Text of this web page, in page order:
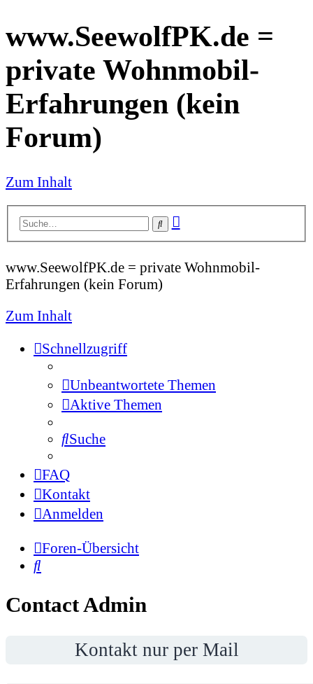
www.SeewolfPK.de =
private Wohnmobil-
Erfahrungen (kein
Forum)
Zum Inhalt
SucheErweiterte
www.SeewolfPK.de = private Wohnmobil-
Erfahrungen (kein Forum)
Zum Inhalt
Schnellzugriff
Unbeantwortete Themen
Aktive Themen
Suche
FAQ
Kontakt
Anmelden
Foren-Übersicht
Contact Admin
Kontakt nur per Mail